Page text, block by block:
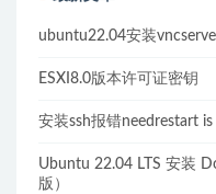
ubuntu22.04安装
ESXI8.0版本许可证密钥
安装ssh报错needrestart
Ubuntu 22.04 LTS 安装
版）